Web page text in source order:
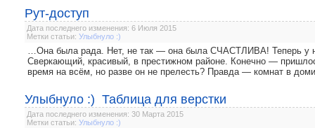
Рут-доступ
Дата последнего изменения: 6 Июля 2015
Метки статьи: Улыбнуло :)
…Она была рада. Нет, не так — она была СЧАСТЛИВА! Теперь у
Сверкающий, красивый, в престижном районе. Конечно —
время на всём, но разве он не прелесть? Правда — комнат в
Улыбнуло :) Таблица для верстки
Дата последнего изменения: 30 Марта 2015
Метки статьи: Улыбнуло :)